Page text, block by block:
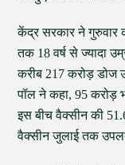
केंद्र सरकार ने गुरुवार
तक 18 वर्ष से ज्यादा
करीब 217 करोड़ डोज
पॉल ने कहा, 95 करोड़
इस बीच वैक्सीन की
वैक्सीन जुलाई तक